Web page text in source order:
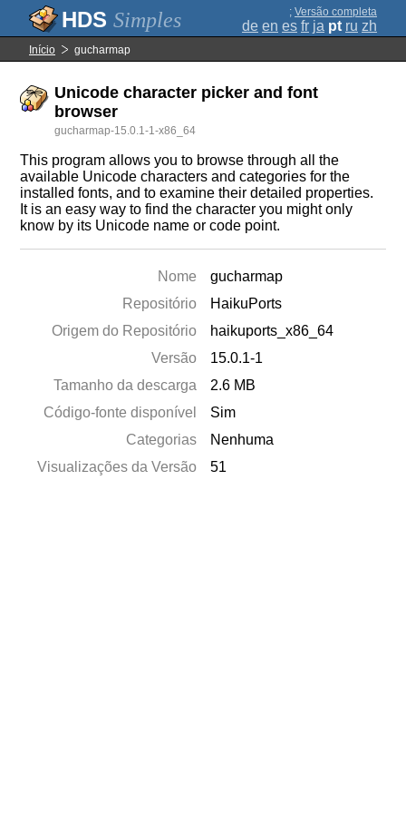
Simples ; Versão completa
de en es fr ja pt ru zh
Início gucharmap
Unicode character picker and font
browser
gucharmap-15.0.1-1-x86_64
This program allows you to browse through all the
available Unicode characters and categories for the
installed fonts, and to examine their detailed properties.
It is an easy way to find the character you might only
know by its Unicode name or code point.
Nome
gucharmap
Repositório
HaikuPorts
Origem do Repositório
haikuports_x86_64
Versão
15.0.1-1
Tamanho da descarga
2.6 MB
Código-fonte disponível
Sim
Categorias
Nenhuma
Visualizações da Versão
51